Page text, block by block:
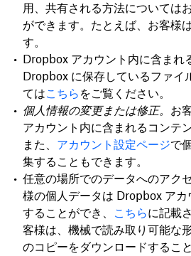
用、共有される方法については
ができます。たとえば、お客様
す。
Dropbox アカウント内に含まれ
Dropbox に保存しているファイ
てはこちら をご覧ください。
個人情報の変更または修正。 お
アカウント内に含まれるコンテ
また、 アカウント設定ページで
集することもできます。
任意の場所でのデータへのアク
様の個人データは Dropbox アカ
することができ、 こちらに記載
客様は、機械で読み取り可能な
のコピーをダウンロードするこ